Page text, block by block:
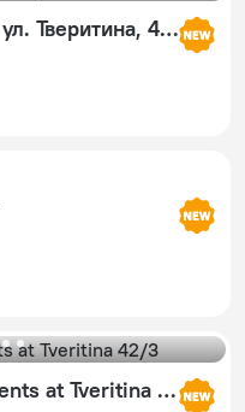
Апартаменты ALLiS-HALL, ул. Тверитина, 42-3
ALLiS-HALL Studio Apartments at Tveritina 42/3